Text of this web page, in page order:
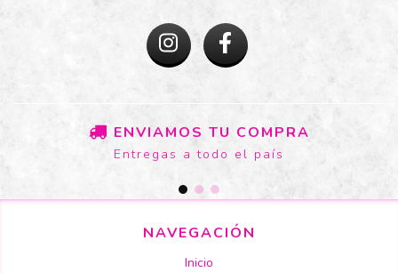
ENVIAMOS TU COMPRA
Entregas a todo el país
NAVEGACIÓN
Inicio